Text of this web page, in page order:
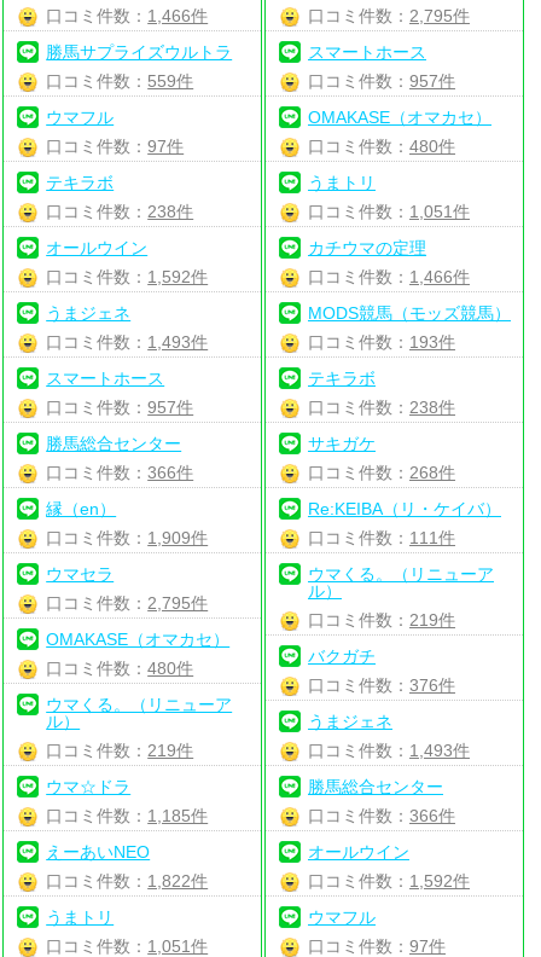
口コミ件数： 1,466件
勝馬サプライズウルトラ
口コミ件数： 559件
ウマフル
口コミ件数：97件
テキラボ
口コミ件数： 238件
オールウイン
口コミ件数： 1,592件
うまジェネ
口コミ件数： 1,493件
スマートホース
口コミ件数：957件
勝馬総合センター
口コミ件数：366件
縁（en）
口コミ件数： 1,909件
ウマセラ
口コミ件数： 2,795件
OMAKASE（オマカセ）
口コミ件数：480件
ウマくる。（リニューア
ル）
口コミ件数： 219件
ウマ☆ドラ
口コミ件数： 1,185件
えーあいNEO
口コミ件数： 1,822件
うまトリ
口コミ件数： 1,051件
口コミ件数： 2,795件
スマートホース
口コミ件数： 957件
OMAKASE（オマカセ）
口コミ件数： 480件
うまトリ
口コミ件数： 1,051件
カチウマの定理
口コミ件数： 1,466件
MODS競馬（モッズ競馬）
口コミ件数： 193件
テキラボ
口コミ件数： 238件
サキガケ
口コミ件数： 268件
Re:KEIBA（リ・ケイバ）
口コミ件数： 111件
ウマくる。（リニューア
ル）
口コミ件数： 219件
バクガチ
口コミ件数： 376件
うまジェネ
口コミ件数： 1,493件
勝馬総合センター
口コミ件数： 366件
オールウイン
口コミ件数： 1,592件
ウマフル
口コミ件数： 97件